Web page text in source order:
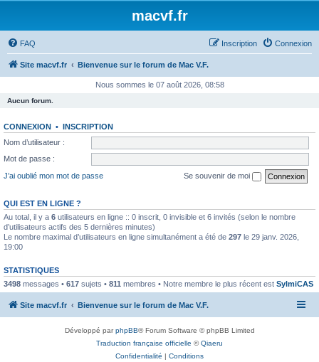
macvf.fr
FAQ Connexion
Inscription
Site macvf.fr Bienvenue sur le forum de Mac V.F.
Nous sommes le 07 août 2026, 08:58
Aucun forum.
CONNEXION • INSCRIPTION
Nom d’utilisateur :
Mot de passe :
J’ai oublié mon mot de passe
Se souvenir de moi
QUI EST EN LIGNE ?
Au total, il y a 6 utilisateurs en ligne :: 0 inscrit, 0 invisible et 6 invités (selon le nombre
d’utilisateurs actifs des 5 dernières minutes)
Le nombre maximal d’utilisateurs en ligne simultanément a été de 297 le 29 janv. 2026,
19:00
STATISTIQUES
3498 messages • 617 sujets • 811 membres • Notre membre le plus récent est SylmiCAS
Site macvf.fr Bienvenue sur le forum de Mac V.F.
Développé parphpBB® Forum Software © phpBB Limited
Traduction française officielle ©Qiaeru
Confidentialité | Conditions